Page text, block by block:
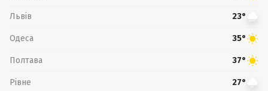
Львів 23°
Одеса 35°
Полтава 37°
Рівне 27°